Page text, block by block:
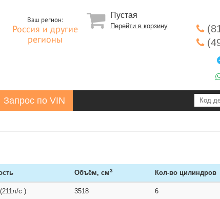
Ваш регион:
Россия и другие
регионы
Пустая
Перейти в корзину
Запрос по VIN
Объём, см3 Кол-во цилиндров
с ) 3518 6